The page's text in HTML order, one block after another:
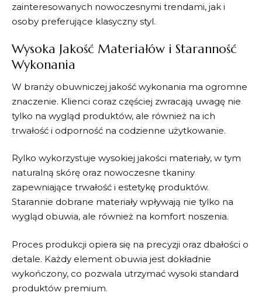
zainteresowanych nowoczesnymi trendami, jak i
osoby preferujące klasyczny styl.
Wysoka Jakość Materiałów i Staranność
Wykonania
W branży obuwniczej jakość wykonania ma ogromne
znaczenie. Klienci coraz częściej zwracają uwagę nie
tylko na wygląd produktów, ale również na ich
trwałość i odporność na codzienne użytkowanie.
Rylko wykorzystuje wysokiej jakości materiały, w tym
naturalną skórę oraz nowoczesne tkaniny
zapewniające trwałość i estetykę produktów.
Starannie dobrane materiały wpływają nie tylko na
wygląd obuwia, ale również na komfort noszenia.
Proces produkcji opiera się na precyzji oraz dbałości o
detale. Każdy element obuwia jest dokładnie
wykończony, co pozwala utrzymać wysoki standard
produktów premium.